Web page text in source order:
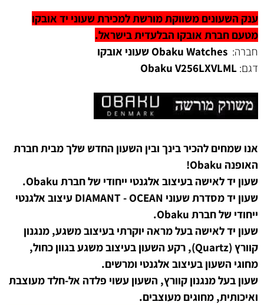
ענק השעונים משווקת מורשת למכירת שעוני יד אובקו
מטעם חברת אובקו הבלעדית בישראל.
חברה: Obaku Watches שעוני אובקו
דגם:
Obaku V256LXVLML
אנו שמחים להכיר בינך ובין השעון החדש שלך מבית חברת
האופנה Obaku!
שעון יד לאישה בעיצוב אלגנטי ייחודי של חברת Obaku.
שעון יד מסדרת שעוני
DIAMANT - OCEAN עיצוב אלגנטי
ייחודי של חברת Obaku.
שעון יד לאישה בעל מראה יוקרתי בעיצוב משגע, מנגנון
קוורץ (Quartz), רקע השעון בעיצוב משגע בגוון כחול,
מחוגי השעון בעיצוב אלגנטי ומרשים.
שעון בעל מנגנון קוורץ, השעון עשוי פלדה אל-חלד מעוצבת
ואיכותית, מחוגים מעוצבים.